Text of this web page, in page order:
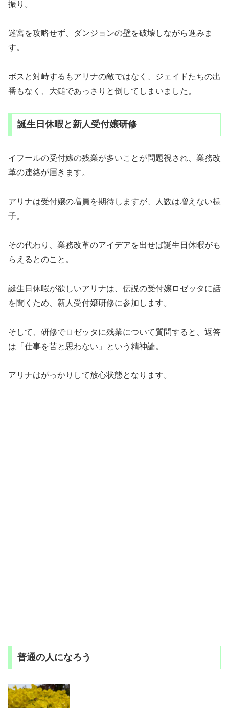
振り。
迷宮を攻略せず、ダンジョンの壁を破壊しながら進みま
す。
ボスと対峙するもアリナの敵ではなく、ジェイドたちの出
番もなく、大鎚であっさりと倒してしまいました。
誕生日休暇と新人受付嬢研修
イフールの受付嬢の残業が多いことが問題視され、業務改
革の連絡が届きます。
アリナは受付嬢の増員を期待しますが、人数は増えない様
子。
その代わり、業務改革のアイデアを出せば誕生日休暇がも
らえるとのこと。
誕生日休暇が欲しいアリナは、伝説の受付嬢ロゼッタに話
を聞くため、新人受付嬢研修に参加します。
そして、研修でロゼッタに残業について質問すると、返答
は「仕事を苦と思わない」という精神論。
アリナはがっかりして放心状態となります。
普通の人になろう